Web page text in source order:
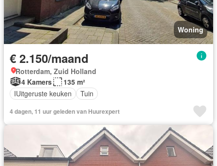
Woning
€ 2.150/maand
Rotterdam, Zuid Holland
4 Kamers
135 m²
IUitgeruste keuken
Tuin
4 dagen, 11 uur geleden van Huurexpert